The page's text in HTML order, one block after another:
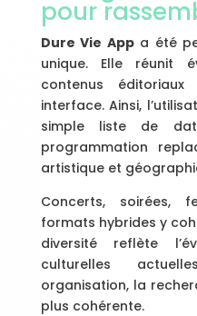
pour
Dure Vie Appa été
unique. Elle réunit
contenus
interface. Ainsi,
simple liste de
programmation
artistique et
Concerts, soirées,
formats hybrides y
diversité reflète
culturelles
organisation, la
plus cohérente.